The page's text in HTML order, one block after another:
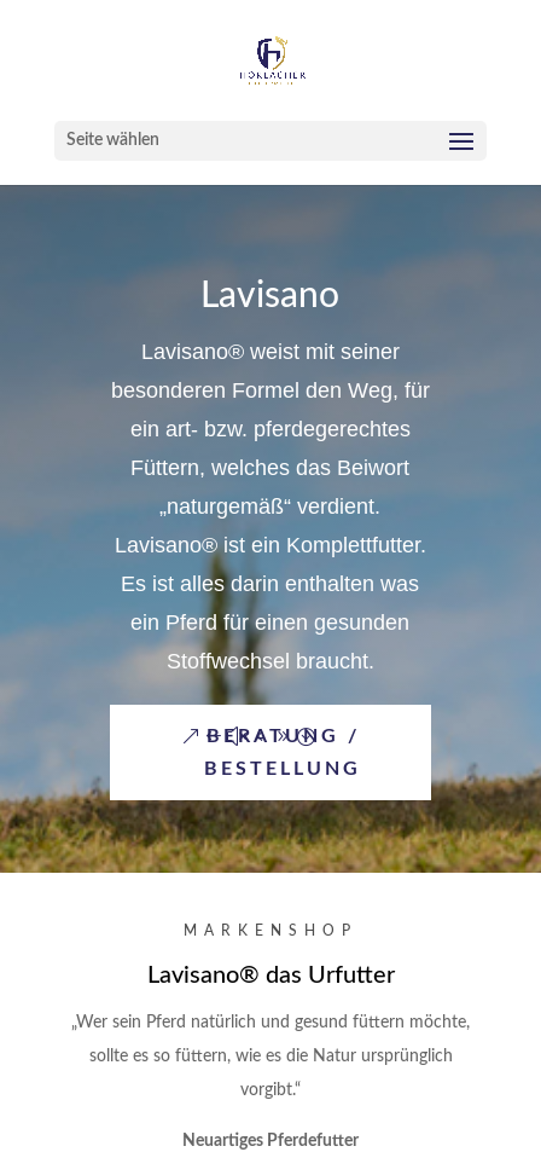
Seite wählen
Lavisano
Lavisano® weist mit seiner
besonderen Formel den Weg, für
ein art- bzw. pferdegerechtes
Füttern, welches das Beiwort
„naturgemäß“ verdient.
Lavisano® ist ein Komplettfutter.
Es ist alles darin enthalten was
ein Pferd für einen gesunden
Stoffwechsel braucht.
BERATUNG /
BESTELLUNG
MARKENSHOP
Lavisano® das Urfutter
„Wer sein Pferd natürlich und gesund füttern möchte,
sollte es so füttern, wie es die Natur ursprünglich
vorgibt.“
Neuartiges Pferdefutter